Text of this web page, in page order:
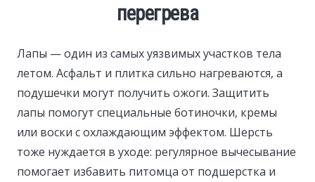
перегрева
Лапы — один из самых уязвимых участков тела
летом. Асфальт и плитка сильно нагреваются, а
подушечки могут получить ожоги. Защитить
лапы помогут специальные ботиночки, кремы
или воски с охлаждающим эффектом. Шерсть
тоже нуждается в уходе: регулярное вычесывание
помогает избавить питомца от подшерстка и